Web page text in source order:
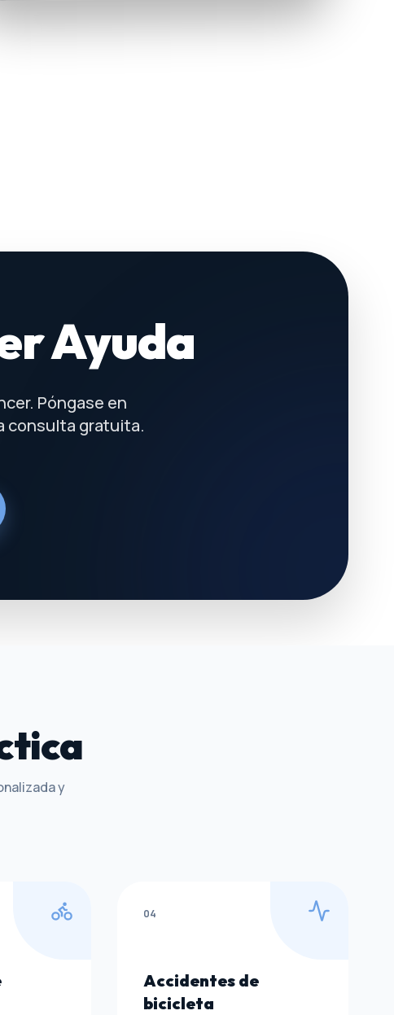
Ayuda
Póngase en
consulta gratuita.
y
04
Accidentes de
bicicleta